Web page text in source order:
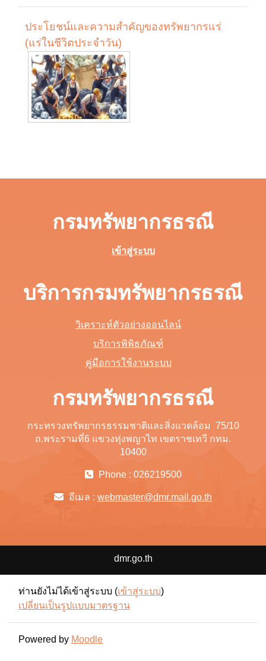
ประโยชน์และความสำคัญของทรัพยากรแร่
(แร่ในชีวิตประจำวัน)
กรมทรัพยากรธรณี
เข้าสู่ระบบ
บริการกรมทรัพยากรธรณี
วิเคราะห์ตัวอย่างออนไลน์
บริการพิพิธภัณฑ์
คู่มือการใช้งานระบบ
กรมทรัพยากรธรณี
กระทรวงทรัพยากรธรรมชาติและสิ่งแวดล้อม 75/10
ถ.พระรามที่6 แขวงทุ่งพญาไท เขตราชเทวี กทม.
10400
Phone : 026219500
อีเมล : webmaster@dmr.mail.go.th
dmr.go.th
ท่านยังไม่ได้เข้าสู่ระบบ (เข้าสู่ระบบ)
เปลี่ยนเป็นรูปแบบมาตรฐาน
Powered by Moodle